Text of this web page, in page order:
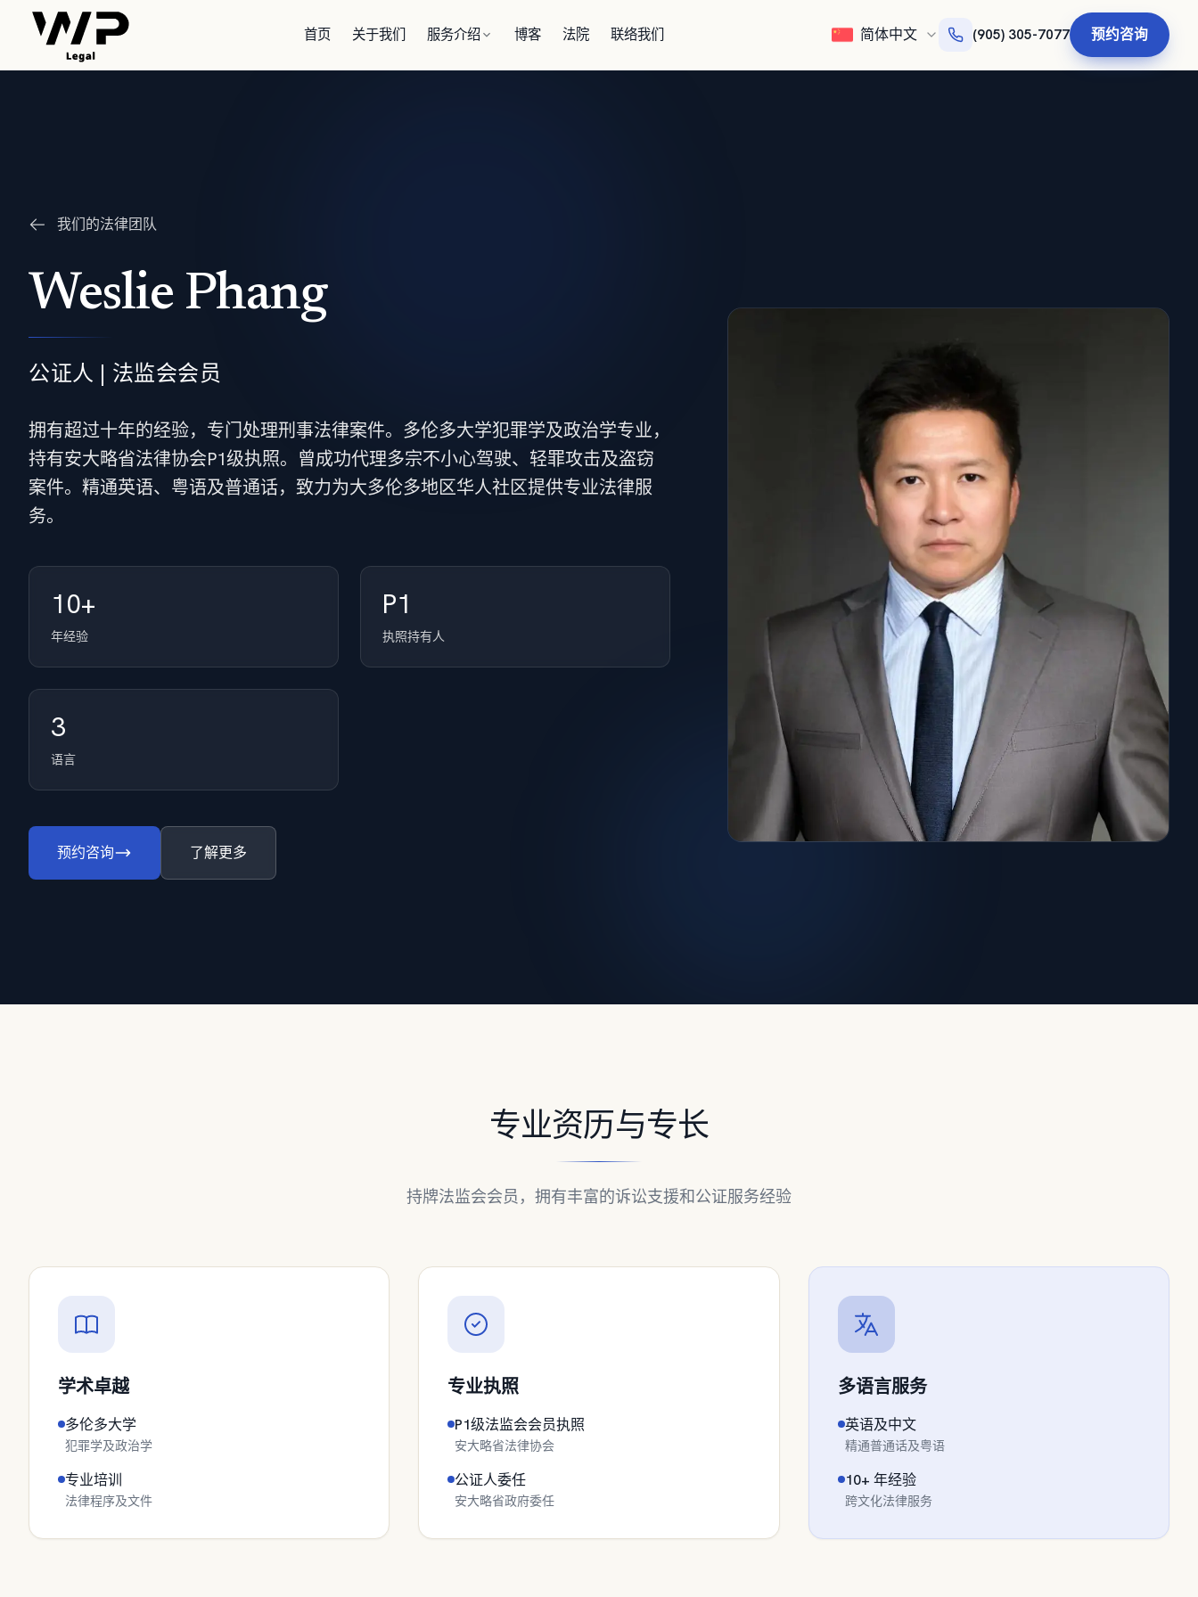
首页 关于我们 服务介绍 博客 法院 联络我们 简体中文 (905) 305-7077 预约咨询
我们的法律团队
Weslie Phang
公证人 | 法监会会员
拥有超过十年的经验，专门处理刑事法律案件。多伦多大学犯罪学及政治学专业，
持有安大略省法律协会P1级执照。曾成功代理多宗不小心驾驶、轻罪攻击及盗窃
案件。精通英语、粤语及普通话，致力为大多伦多地区华人社区提供专业法律服
务。
10+
年经验
P1
执照持有人
3
语言
预约咨询 了解更多
专业资历与专长
持牌法监会会员，拥有丰富的诉讼支援和公证服务经验
学术卓越
多伦多大学
犯罪学及政治学
专业培训
法律程序及文件
专业执照
P1级法监会会员执照
安大略省法律协会
公证人委任
安大略省政府委任
多语言服务
英语及中文
精通普通话及粤语
10+ 年经验
跨文化法律服务